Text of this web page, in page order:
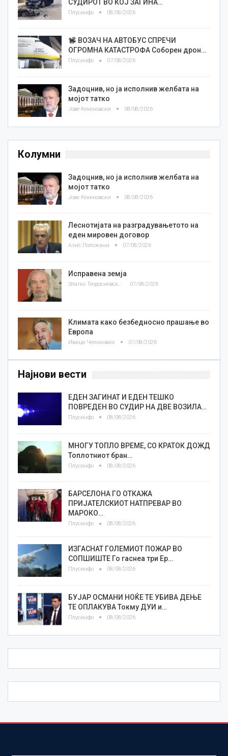
СУДИРОТ ВО КОЈ ЗАГИНА…
Плусинфо 08/08/2026
ВОЗАЧ НА АВТОБУС СПРЕЧИ
ОГРОМНА КАТАСТРОФА Соборен дрон…
Плусинфо 07/08/2026
Задоцнив, но ја исполнив желбата на
мојот татко
Јове Кекеновски 08/08/2026
Колумни
Задоцнив, но ја исполнив желбата на
мојот татко
Јове Кекеновски 08/08/2026
Леснотијата на разградувањетото на
еден мировен договор
Азис Положани 07/08/2026
Исправена земја
Златко Теодосиевски 07/08/2026
Климата како безбедносно прашање во
Европа
Ивица Челиковиќ 07/08/2026
Најнови вести
ЕДЕН ЗАГИНАТ И ЕДЕН ТЕШКО
ПОВРЕДЕН ВО СУДИР НА ДВЕ ВОЗИЛА…
Плусинфо 08/08/2026
МНОГУ ТОПЛО ВРЕМЕ, СО КРАТОК ДОЖД
Топлотниот бран…
Плусинфо 08/08/2026
БАРСЕЛОНА ГО ОТКАЖА
ПРИЈАТЕЛСКИОТ НАТПРЕВАР ВО
МАРОКО…
Плусинфо 08/08/2026
ИЗГАСНАТ ГОЛЕМИОТ ПОЖАР ВО
СОПШИШТЕ Го гаснеа три Ер…
Плусинфо 08/08/2026
БУЈАР ОСМАНИ НОЌЕ ТЕ УБИВА ДЕЊЕ
ТЕ ОПЛАКУВА Токму ДУИ и…
Плусинфо 08/08/2026